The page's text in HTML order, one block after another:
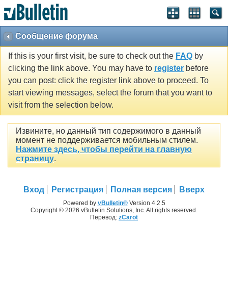
Сообщение форума
If this is your first visit, be sure to check out the FAQ by
clicking the link above. You may have to register before
you can post: click the register link above to proceed. To
start viewing messages, select the forum that you want to
visit from the selection below.
Извините, но данный тип содержимого в данный
момент не поддерживается мобильным стилем.
Нажмите здесь, чтобы перейти на главную
страницу.
Вход Регистрация Полная версия Вверх
Powered by vBulletin®Version 4.2.5
Copyright © 2026 vBulletin Solutions, Inc. All rights reserved.
Перевод: zCarot